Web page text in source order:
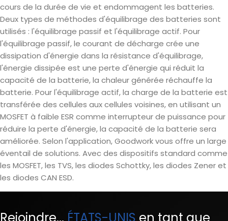
cours de la durée de vie et endommagent les batteries.
Deux types de méthodes d'équilibrage des batteries sont
utilisés : l'équilibrage passif et l'équilibrage actif. Pour
l'équilibrage passif, le courant de décharge crée une
dissipation d'énergie dans la résistance d'équilibrage,
l'énergie dissipée est une perte d'énergie qui réduit la
capacité de la batterie, la chaleur générée réchauffe la
batterie. Pour l'équilibrage actif, la charge de la batterie est
transférée des cellules aux cellules voisines, en utilisant un
MOSFET à faible ESR comme interrupteur de puissance pour
réduire la perte d'énergie, la capacité de la batterie sera
améliorée. Selon l'application, Goodwork vous offre un large
éventail de solutions. Avec des dispositifs standard comme
les MOSFET, les TVS, les diodes Schottky, les diodes Zener et
les diodes CAN ESD.